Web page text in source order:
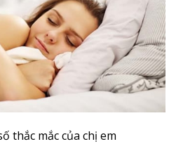
thắc mắc của chị em